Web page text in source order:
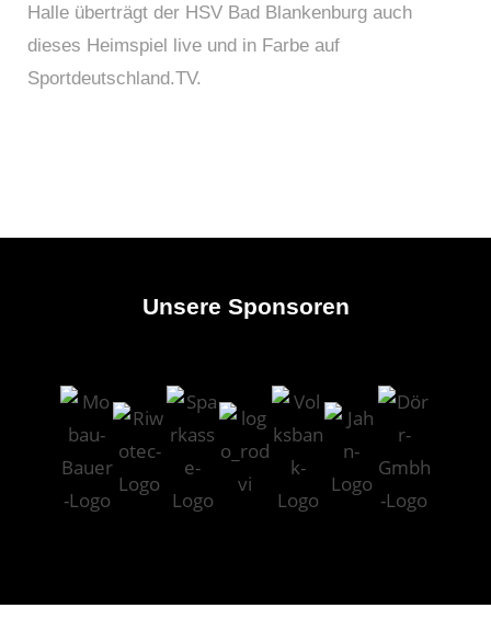
Halle überträgt der HSV Bad Blankenburg auch
dieses Heimspiel live und in Farbe auf
Sportdeutschland.TV.
Unsere Sponsoren